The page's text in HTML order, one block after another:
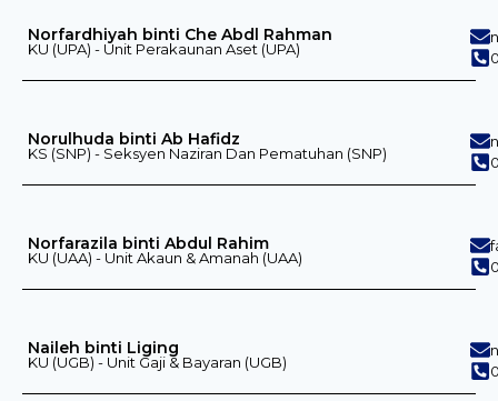
Norfardhiyah binti Che Abdl Rahman
KU (UPA) - Unit Perakaunan Aset (UPA)
Norulhuda binti Ab Hafidz
KS (SNP) - Seksyen Naziran Dan Pematuhan (SNP)
Norfarazila binti Abdul Rahim
KU (UAA) - Unit Akaun & Amanah (UAA)
Naileh binti Liging
KU (UGB) - Unit Gaji & Bayaran (UGB)